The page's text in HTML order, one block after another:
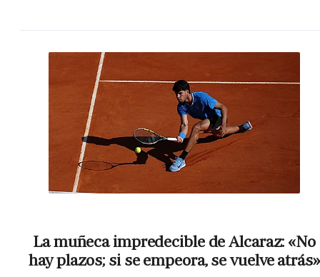
La muñeca impredecible de Alcaraz: «No
hay plazos; si se empeora, se vuelve atrás»